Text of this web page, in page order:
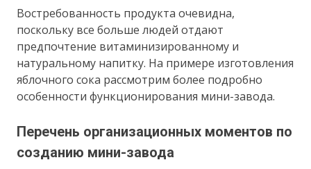
Востребованность продукта очевидна,
поскольку все больше людей отдают
предпочтение витаминизированному и
натуральному напитку. На примере изготовления
яблочного сока рассмотрим более подробно
особенности функционирования мини-завода.
Перечень организационных моментов по
созданию мини-завода